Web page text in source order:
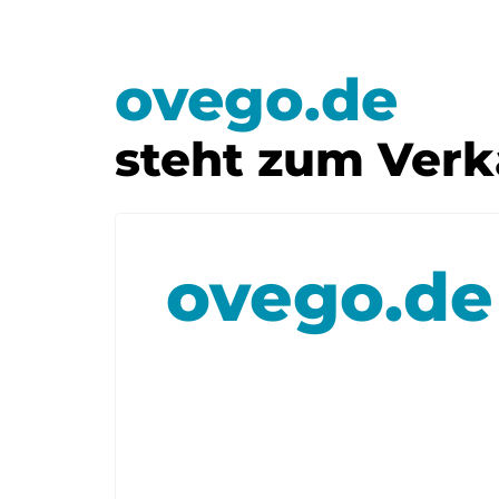
ovego.de
steht zum
ovego.de